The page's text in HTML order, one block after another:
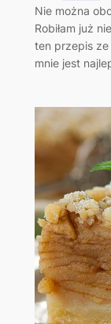
Nie można
Robiłam już
ten przepis
mnie jest